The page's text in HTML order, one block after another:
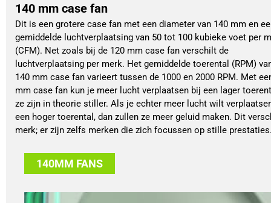
140 mm case fan
Dit is een grotere case fan met een diameter van 140 mm en
gemiddelde luchtverplaatsing van 50 tot 100 kubieke voet per
(CFM). Net zoals bij de 120 mm case fan verschilt de
luchtverplaatsing per merk. Het gemiddelde toerental (RPM)
140 mm case fan varieert tussen de 1000 en 2000 RPM. Met
mm case fan kun je meer lucht verplaatsen bij een lager
ze zijn in theorie stiller. Als je echter meer lucht wilt
een hoger toerental, dan zullen ze meer geluid maken. Dit
merk; er zijn zelfs merken die zich focussen op stille
140MM FANS